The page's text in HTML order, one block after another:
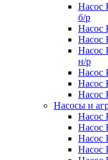
Насос
б/р
Насос
Насос
Насос
н/р
Насос
Насос
Насос
Насосы и
Насос
Насос
Насос
Насос